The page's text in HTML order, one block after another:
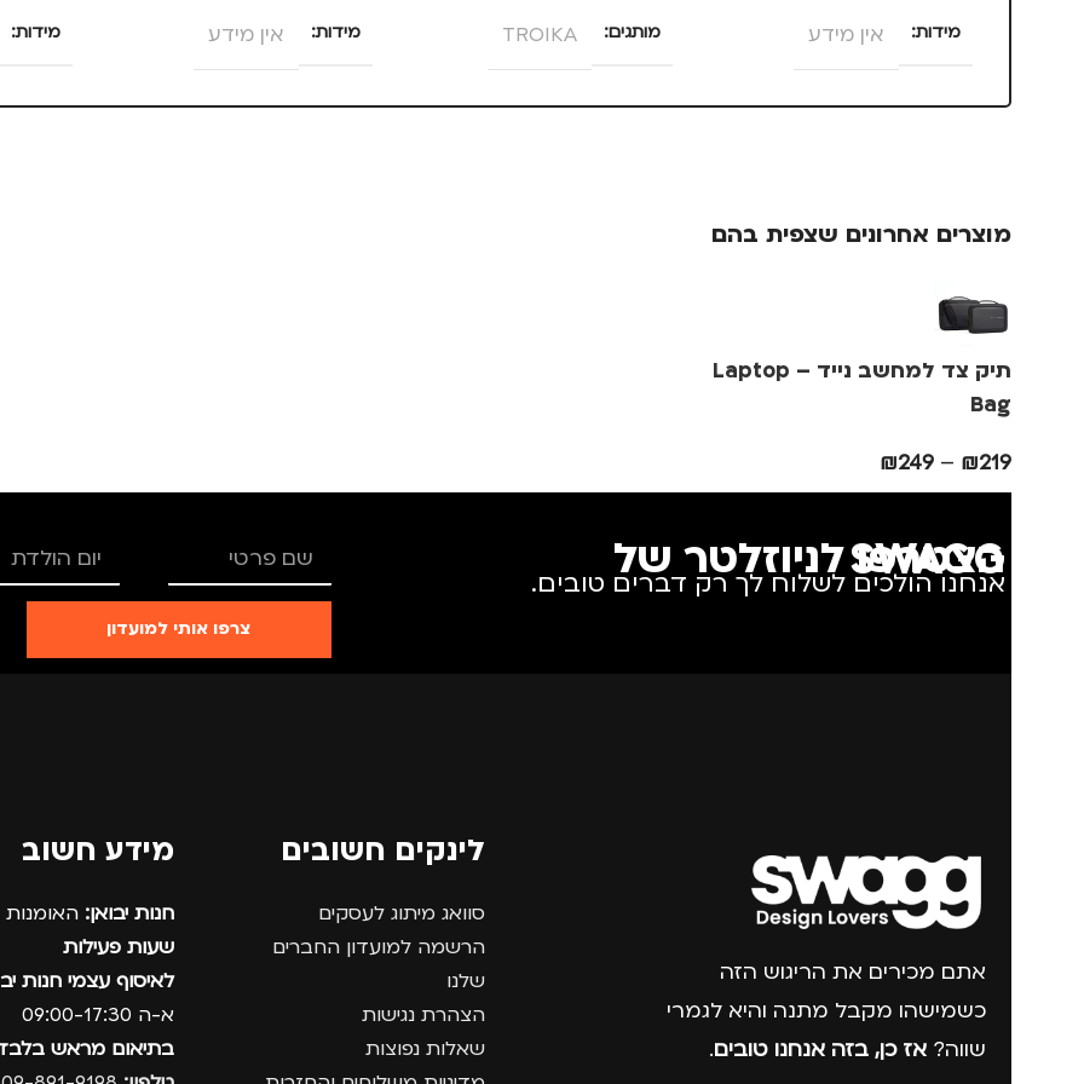
מידות אין מידע
מותגים TROIKA
גברים , חיילים ,טיולים ,
נסיעות
מותגים TROIKA
מתאים ל
מידות אין מידע
צבע ורוד
מידות
צבע
מוצרים אחרונים שצפית בהם
תיק צד למחשב נייד – Laptop
Bag
₪219
–
₪249
הצטרפו לניוזלטר של SWAGG
אנחנו הולכים לשלוח לך רק דברים טובים.
צרפו אותי למועדון
אתם מכירים את הריגוש הזה
כשמישהו מקבל מתנה והיא לגמרי
שווה? אז כן, בזה אנחנו טובים.
לינקים חשובים
סוואג מיתוג לעסקים
הרשמה למועדון החברים
שלנו
הצהרת נגישות
שאלות נפוצות
מידע חשוב
חנות יבואן: האומנות 12, נתניה.
שעות פעילות
לאיסוף עצמי חנות
א-ה 09:00-17:30
בתיאום מראש